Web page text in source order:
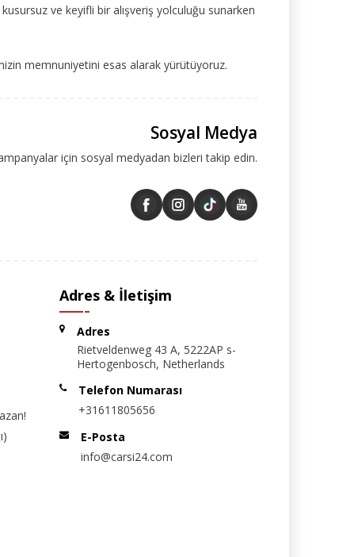
ve keyifli bir alışveriş yolculuğu sunarken
memnuniyetini esas alarak yürütüyoruz.
Sosyal Medya
için sosyal medyadan bizleri takip edin.
Adres & İletişim
Adres
Rietveldenweg 43 A, 5222AP s-
Hertogenbosch, Netherlands
Telefon Numarası
+31611805656
E-Posta
info@carsi24.com